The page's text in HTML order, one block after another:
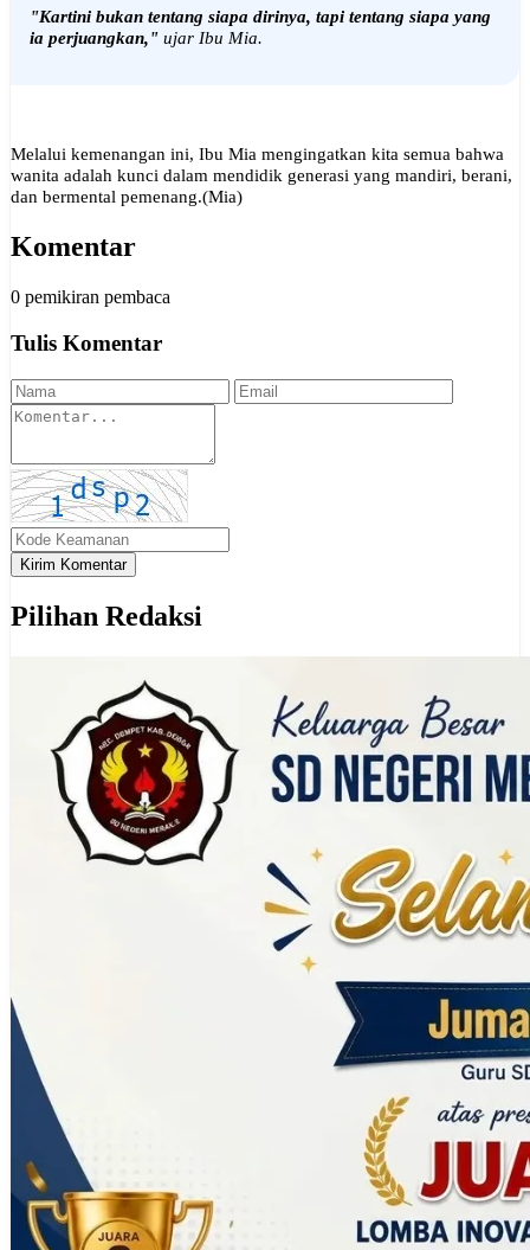
"Kartini bukan tentang siapa dirinya, tapi tentang siapa yang
ia perjuangkan," ujar Ibu Mia.
Melalui kemenangan ini, Ibu Mia mengingatkan kita semua bahwa
wanita adalah kunci dalam mendidik generasi yang mandiri, berani,
dan bermental pemenang.(Mia)
Komentar
0 pemikiran pembaca
Tulis Komentar
Kirim Komentar
Pilihan Redaksi